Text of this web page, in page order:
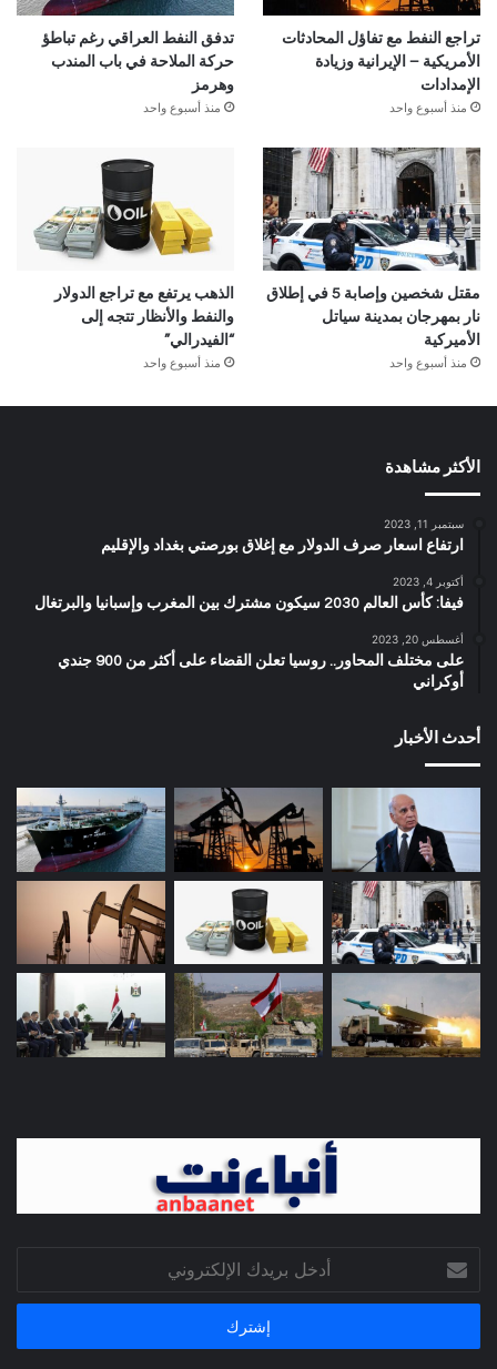
تراجع النفط مع تفاؤل المحادثات
الأمريكية – الإيرانية وزيادة
الإمدادات
منذ أسبوع واحد
تدفق النفط العراقي رغم تباطؤ
حركة الملاحة في باب المندب
وهرمز
منذ أسبوع واحد
مقتل شخصين وإصابة 5 في إطلاق
نار بمهرجان بمدينة سياتل
الأميركية
منذ أسبوع واحد
الذهب يرتفع مع تراجع الدولار
والنفط والأنظار تتجه إلى
“الفيدرالي”
منذ أسبوع واحد
الأكثر مشاهدة
سبتمبر 11, 2023
ارتفاع اسعار صرف الدولار مع إغلاق بورصتي بغداد والإقليم
أكتوبر 4, 2023
فيفا: كأس العالم 2030 سيكون مشترك بين المغرب وإسبانيا والبرتغال
أغسطس 20, 2023
على مختلف المحاور.. روسيا تعلن القضاء على أكثر من 900 جندي
أوكراني
أحدث الأخبار
بريدك
الإلكتروني